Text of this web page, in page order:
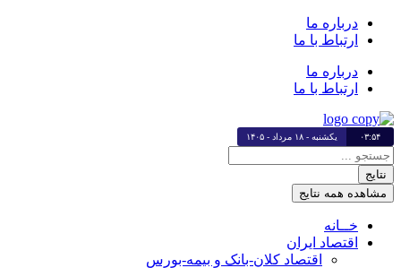
پرش
درباره ما
ارتباط با ما
درباره ما
ارتباط با ما
۰۳:۵۴ یکشنبه - ۱۸ مرداد - ۱۴۰۵
جستجو
...نتایج
مشاهده همه نتایج
خــانه
اقتصاد ایران
اقتصاد کلان-بانک و بیمه-بورس